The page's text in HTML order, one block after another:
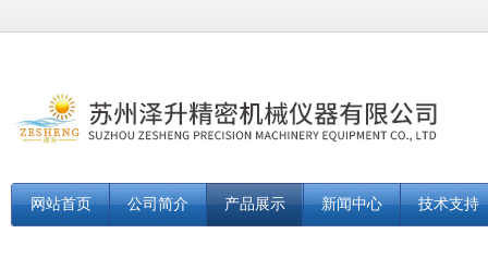
网站首页 公司简介 产品展示 新闻中心 技术支持